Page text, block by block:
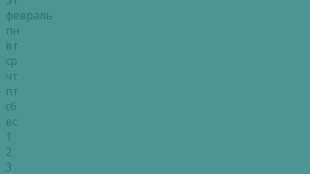
февраль
пн
вт
ср
чт
пт
сб
вс
1
2
3